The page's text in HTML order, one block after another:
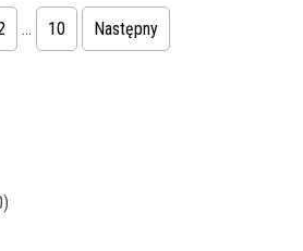
wpisach
… 10 Następny